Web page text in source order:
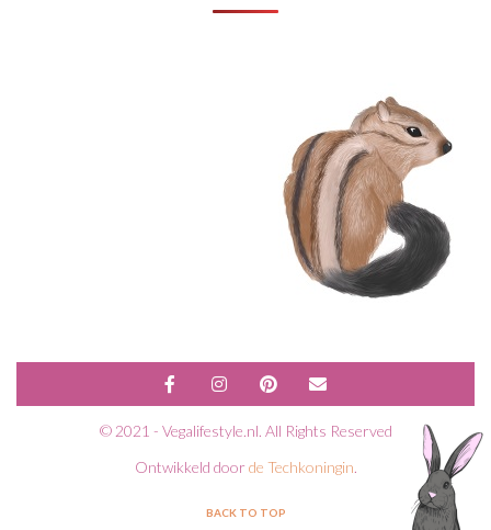
© 2021 - Vegalifestyle.nl. All Rights Reserved
Ontwikkeld door de Techkoningin.
BACK TO TOP